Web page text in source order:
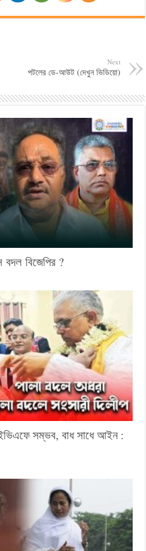
Next
পটলের ডে-আউট (দেখুন ভিডিয়ো)
বদল বিজেপির ?
সম্ভব, বাধ সাধে আইন :